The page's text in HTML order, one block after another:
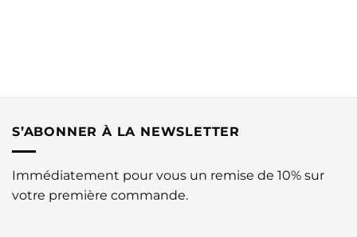
S’ABONNER À LA NEWSLETTER
Immédiatement pour vous un remise de 10% sur
votre première commande.